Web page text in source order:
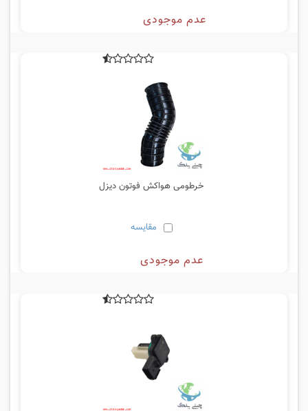
عدم موجودی
خرطومی هواکش فوتون دیزل
مقایسه
عدم موجودی